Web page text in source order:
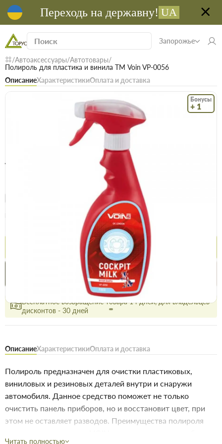
Переходь на державну! UA
Запорожье
Автоаксессуары Автотовары
Полироль для пластика и винила ТМ Voin VP-0056
ОписаниеХарактеристикиОплата и доставка
Бонусы
+ 1
Полироль для пластика и винила ТМ Voin
VP-0056
Безкоштовна доставка! Від 15000 грн єВідновлення
150.5 грн
Купить
Нашли дешевле Акции
Бесплатное возвращение товара 14 дней, для владельцев
дисконтов - 30 дней
ОписаниеХарактеристикиОплата и доставка
Полироль предназначен для очистки пластиковых,
виниловых и резиновых деталей внутри и снаружи
автомобиля. Данное средство поможет не только
очистить панель приборов, но и восстановит цвет, при
этом не оставляет разводов. Преимущества полироля
Читать полностью